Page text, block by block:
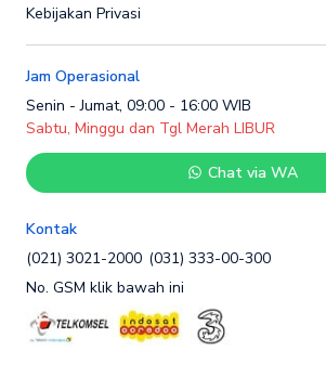
Kebijakan Privasi
Jam Operasional
Senin - Jumat, 09:00 - 16:00 WIB
Sabtu, Minggu dan Tgl Merah LIBUR
Chat via WA
Kontak
(021) 3021-2000 (031) 333-00-300
No. GSM klik bawah ini